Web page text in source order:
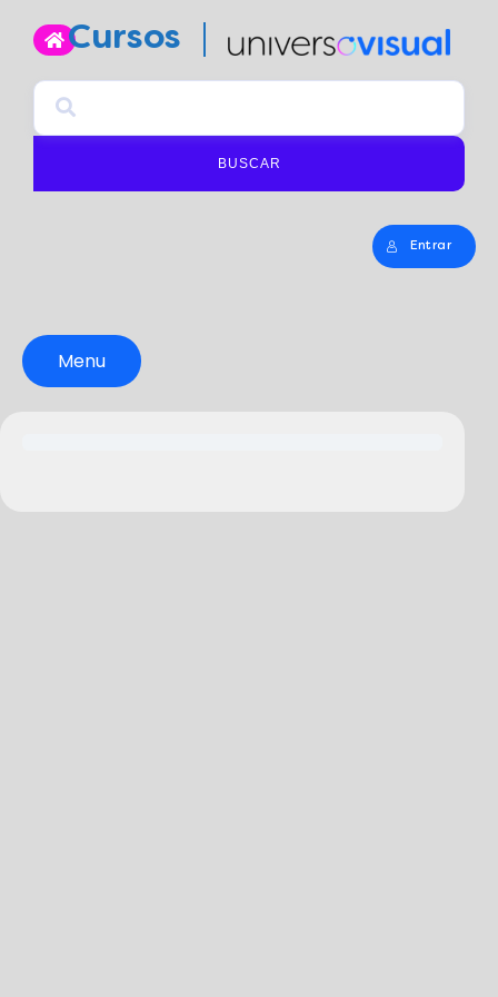
Cursos
BUSCAR
Entrar
Menu